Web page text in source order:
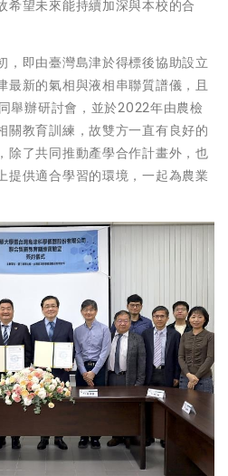
希望未來能持續加深與本校的合
，即由臺灣島津於得標後協助設立
最新的氣相與液相串聯質譜儀，且
舉辦研討會，並於2022年由農檢
關教育訓練，故雙方一直有良好的
除了共同推動產學合作計畫外，也
提供適合學習的環境，一起為農業